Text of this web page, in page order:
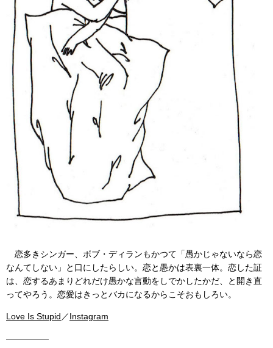
恋多きシンガー、ボブ・ディランもかつて「愚かじゃないなら恋
なんてしない」と口にしたらしい。恋と愚かは表裏一体。恋した証
は、恋するあまりどれだけ愚かな言動をしでかしたかだ、と開き直
ってやろう。恋愛はきっとバカになるからこそおもしろい。
Love Is Stupid ／Instagram
—————